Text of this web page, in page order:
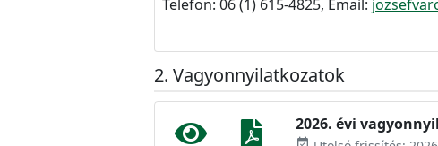
Telefon: 06 (1) 615-4825, Email:
Vagyonnyilatkozatok
2026. évi